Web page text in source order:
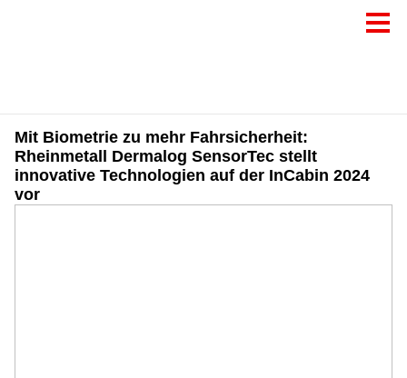
Mit Biometrie zu mehr Fahrsicherheit:
Rheinmetall Dermalog SensorTec stellt
innovative Technologien auf der InCabin 2024
vor